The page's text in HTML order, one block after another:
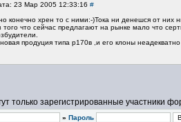
23 Мар 2005 12:33:16 #
конечно хрен то с ними:-)Тока ни денешся от них
того что сейчас предлагают на рынке мало что
продуция типа р170в ,и его клоны
только зарегистрированные участники
» Пароль